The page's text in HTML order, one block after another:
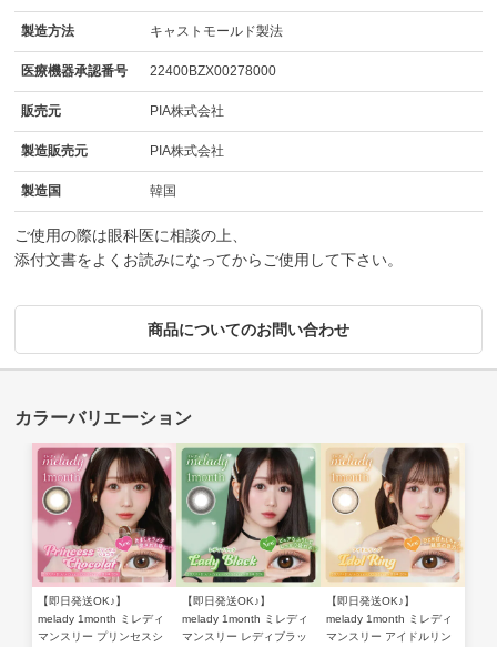
製造方法 キャストモールド製法
医療機器承認番号 22400BZX00278000
販売元 PIA株式会社
製造販売元 PIA株式会社
製造国 韓国
ご使用の際は眼科医に相談の上、
添付文書をよくお読みになってからご使用して下さい。
商品についてのお問い合わせ
【即日発送OK♪】
melady 1month ミレディ
マンスリー プリンセスシ
【即日発送OK♪】
melady 1month ミレディ
マンスリー レディブラッ
【即日発送OK♪】
melady 1month ミレディ
マンスリー アイドルリン